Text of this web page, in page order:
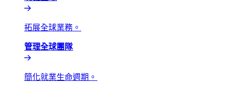
拓展全球業務。​​
管理全球團隊​​
簡化就業生命週期。​​